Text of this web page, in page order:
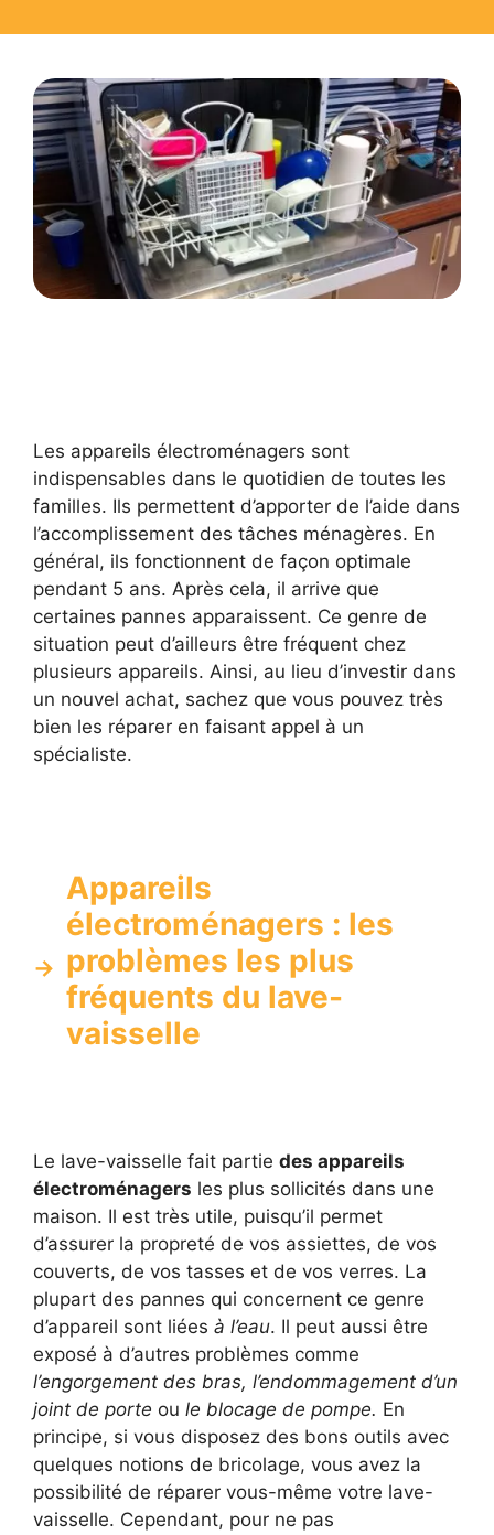
Les appareils électroménagers sont
indispensables dans le quotidien de toutes les
familles. Ils permettent d’apporter de l’aide dans
l’accomplissement des tâches ménagères. En
général, ils fonctionnent de façon optimale
pendant 5 ans. Après cela, il arrive que
certaines pannes apparaissent. Ce genre de
situation peut d’ailleurs être fréquent chez
plusieurs appareils. Ainsi, au lieu d’investir dans
un nouvel achat, sachez que vous pouvez très
bien les réparer en faisant appel à un
spécialiste.
Appareils
électroménagers : les
problèmes les plus
fréquents du lave-
vaisselle
Le lave-vaisselle fait partie des appareils
électroménagers les plus sollicités dans une
maison. Il est très utile, puisqu’il permet
d’assurer la propreté de vos assiettes, de vos
couverts, de vos tasses et de vos verres. La
plupart des pannes qui concernent ce genre
d’appareil sont liées à l’eau. Il peut aussi être
exposé à d’autres problèmes comme
l’engorgement des bras, l’endommagement d’un
joint de porte ou le blocage de pompe. En
principe, si vous disposez des bons outils avec
quelques notions de bricolage, vous avez la
possibilité de réparer vous-même votre lave-
vaisselle. Cependant, pour ne pas